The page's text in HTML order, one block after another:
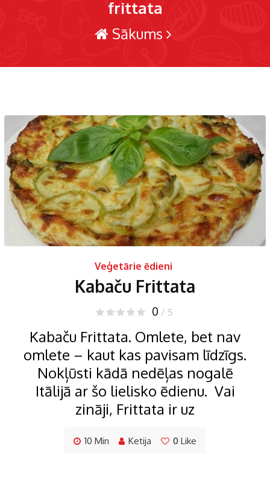
frittata
Sākums
Veģetārie ēdieni
Kabaču Frittata
0 / 5
Kabaču Frittata. Omlete, bet nav
omlete – kaut kas pavisam līdzīgs.
Nokļūsti kādā nedēļas nogalē
Itālijā ar šo lielisko ēdienu. Vai
zināji, Frittata ir uz
10 Min Ketija 0 Like